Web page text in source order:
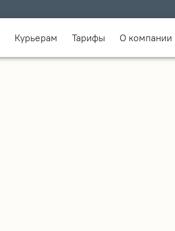
Курьерам Тарифы О компании